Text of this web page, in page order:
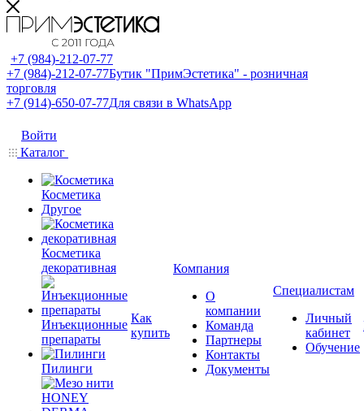
+7 (984)-212-07-77
+7 (984)-212-07-77Бутик "ПримЭстетика" - розничная
торговля
+7 (914)-650-07-77Для связи в WhatsApp
Войти
Каталог
Косметика
Другое
Косметика
декоративная
Инъекционные
препараты
Пилинги
Как
купить
Компания
О
компании
Команда
Партнеры
Контакты
Документы
Специалистам
Личный
кабинет
Обучение